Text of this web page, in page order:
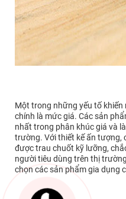
Một trong những yếu tố
chính là mức giá. Các sản
nhất trong phân khúc giá và
trường. Với thiết kế ấn tượng,
được trau chuốt kỹ lưỡng,
người tiêu dùng trên thị
chọn các sản phẩm gia dụng